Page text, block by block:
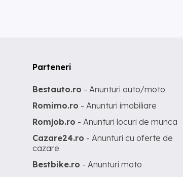
Parteneri
Bestauto.ro - Anunturi auto/moto
Romimo.ro - Anunturi imobiliare
Romjob.ro - Anunturi locuri de munca
Cazare24.ro - Anunturi cu oferte de
cazare
Bestbike.ro - Anunturi moto